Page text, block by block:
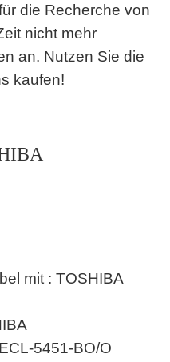
die Recherche von
nicht mehr
an. Nutzen Sie die
kaufen!
mit : TOSHIBA
5451-BO/O